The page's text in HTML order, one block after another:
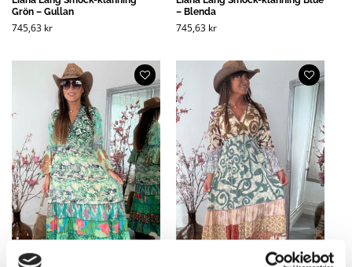
Grön – Gullan
745,63 kr
– Blenda
745,63 kr